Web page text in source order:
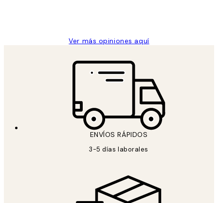
Ver más opiniones aquí
ENVÍOS RÁPIDOS
3-5 días laborales